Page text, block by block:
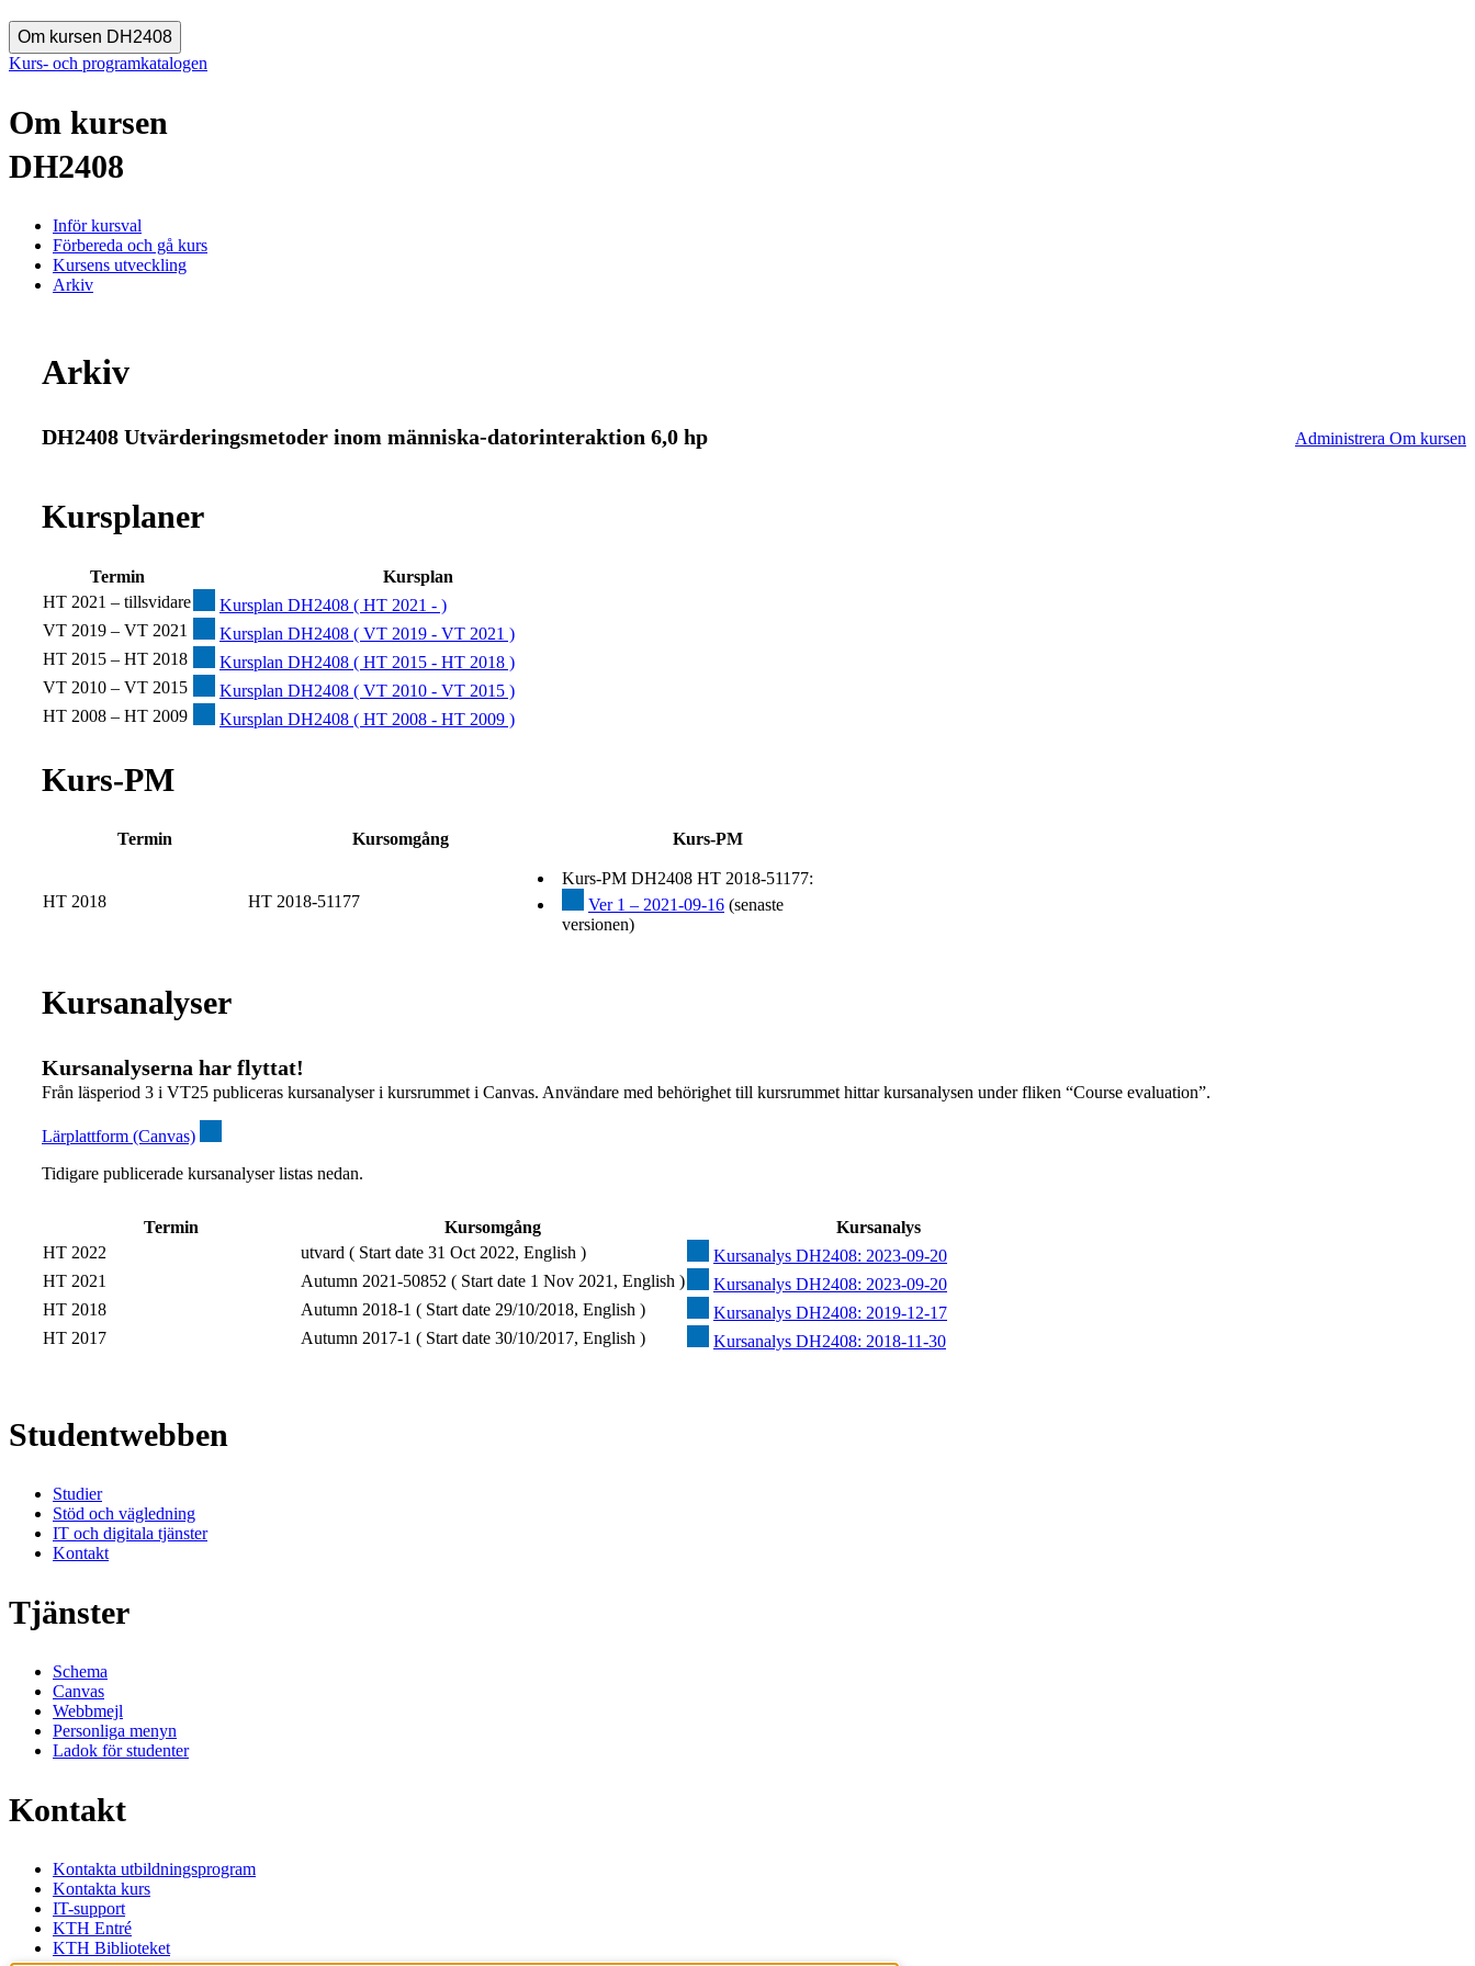
Om kursen DH2408
Kurs- och programkatalogen
Om kursen
DH2408
Inför kursval
Förbereda och gå kurs
Kursens utveckling
Arkiv
Arkiv
DH2408 Utvärderingsmetoder inom människa-datorinteraktion 6,0 hp Administrera Om kursen
Kursplaner
Termin
Kursplan
HT 2021 – tillsvidare
Kursplan DH2408 ( HT 2021 - )
VT 2019 – VT 2021
Kursplan DH2408 ( VT 2019 - VT 2021 )
HT 2015 – HT 2018
Kursplan DH2408 ( HT 2015 - HT 2018 )
VT 2010 – VT 2015
Kursplan DH2408 ( VT 2010 - VT 2015 )
HT 2008 – HT 2009
Kursplan DH2408 ( HT 2008 - HT 2009 )
Kurs-PM
Termin Kursomgång Kurs-PM
HT 2018 HT 2018-51177
Kurs-PM DH2408 HT 2018-51177:
Ver 1 – 2021-09-16 (senaste
versionen)
Kursanalyser
Kursanalyserna har flyttat!
Från läsperiod 3 i VT25 publiceras kursanalyser i kursrummet i Canvas. Användare med behörighet till kursrummet hittar kursanalysen under fliken “Course evaluation”.
Lärplattform (Canvas)
Tidigare publicerade kursanalyser listas nedan.
Termin Kursomgång
Kursanalys
HT 2022
utvard ( Start date 31 Oct 2022, English )
Kursanalys DH2408: 2023-09-20
HT 2021
Autumn 2021-50852 ( Start date 1 Nov 2021, English )
Kursanalys DH2408: 2023-09-20
HT 2018
Autumn 2018-1 ( Start date 29/10/2018, English )
Kursanalys DH2408: 2019-12-17
HT 2017
Autumn 2017-1 ( Start date 30/10/2017, English ) Kursanalys DH2408: 2018-11-30
Studentwebben
Studier
Stöd och vägledning
IT och digitala tjänster
Kontakt
Tjänster
Schema
Canvas
Webbmejl
Personliga menyn
Ladok för studenter
Kontakt
Kontakta utbildningsprogram
Kontakta kurs
IT-support
KTH Entré
KTH Biblioteket